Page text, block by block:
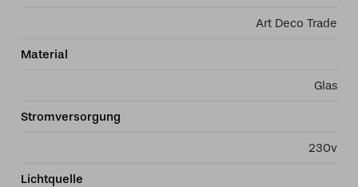
Art Deco Trade
Material
Glas
Stromversorgung
230v
Lichtquelle